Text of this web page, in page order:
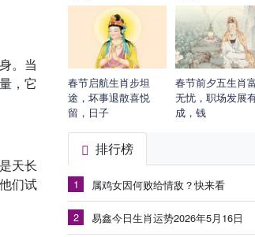
。当
，它
天长
们试
春节启航生肖步坦
途，坏事退散喜悦
留，日子
春节前夕五生肖
无忧，职场发展
成，钱
排行榜
1 属鸡女因何败给情敌？快来看
2 易鑫今日生肖运势2026年5月16日